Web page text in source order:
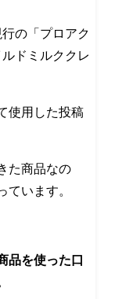
行の「プロアク
ドミルククレ
使用した投稿
た商品なの
ています。
品を使った口